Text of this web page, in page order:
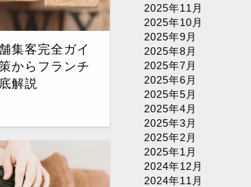
集客完全ガイ
からフランチ
解説
2025年11月
2025年10月
2025年9月
2025年8月
2025年7月
2025年6月
2025年5月
2025年4月
2025年3月
2025年2月
2025年1月
2024年12月
2024年11月